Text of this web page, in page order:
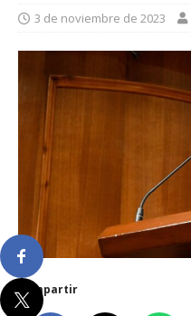
3 de noviembre de 2023
Compartir